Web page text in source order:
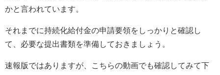
かと言われています。
それまでに持続化給付金の申請要領をしっかりと確認し
て、必要な提出書類を準備しておきましょう。
速報版ではありますが、こちらの動画でも確認してみて下